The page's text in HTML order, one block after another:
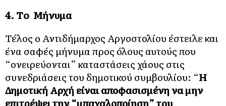
4. Τo Μήνυμα
Τέλος ο Αντιδήμαρχος Αργοστολίου έστειλε και
ένα σαφές μήνυμα προς όλους αυτούς που
“ονειρεύονται” καταστάσεις χάους στις
συνεδριάσεις του δημοτικού συμβουλίου: “Η
Δημοτική Αρχή είναι αποφασισμένη να μην
επιτρέψει την “μπαχαλοποίηση” του